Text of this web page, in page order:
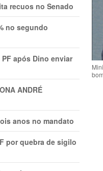
recuos no Senado
no segundo
PF após Dino enviar
ANDRÉ
anos no mandato
por quebra de sigilo